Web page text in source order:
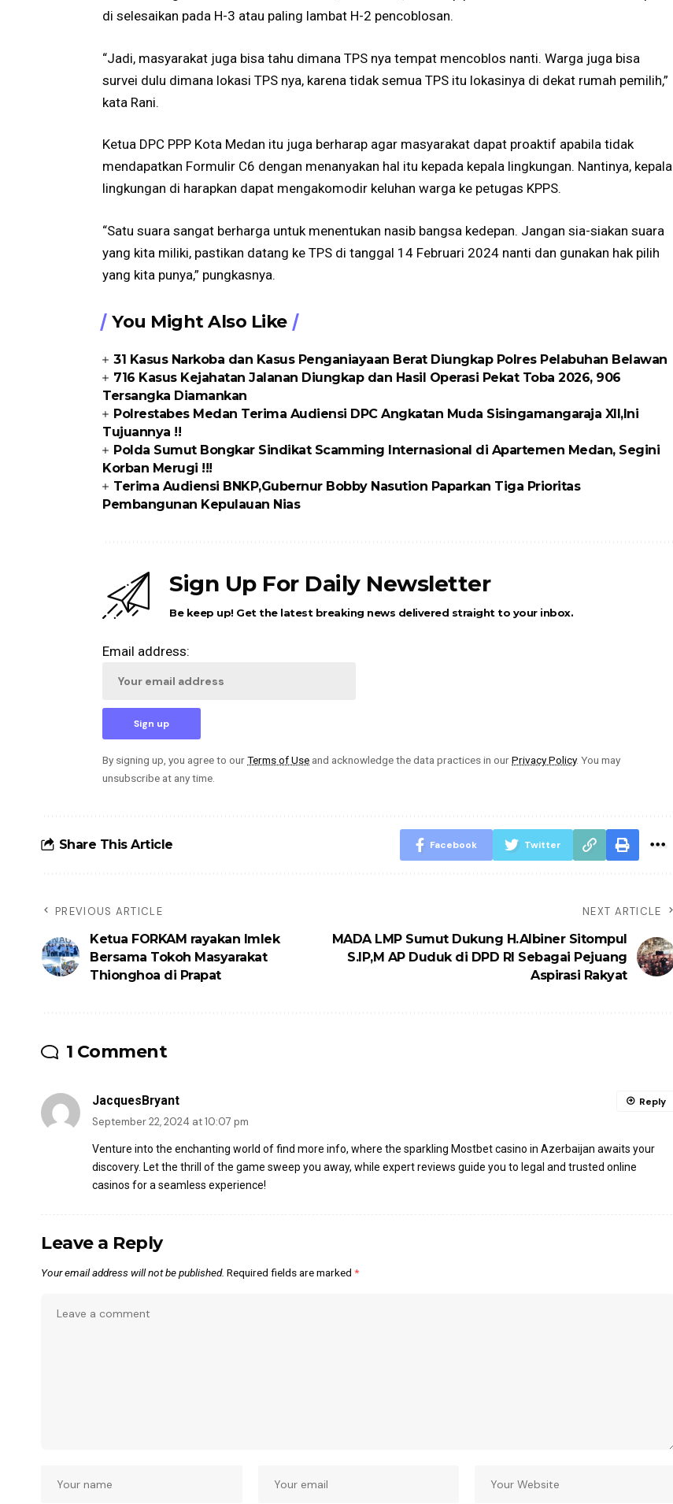
di selesaikan pada H-3 atau paling lambat H-2 pencoblosan.
“Jadi, masyarakat juga bisa tahu dimana TPS nya tempat mencoblos nanti. Warga juga bisa
survei dulu dimana lokasi TPS nya, karena tidak semua TPS itu lokasinya di dekat rumah pemilih,”
kata Rani.
Ketua DPC PPP Kota Medan itu juga berharap agar masyarakat dapat proaktif apabila tidak
mendapatkan Formulir C6 dengan menanyakan hal itu kepada kepala lingkungan. Nantinya, kepala
lingkungan di harapkan dapat mengakomodir keluhan warga ke petugas KPPS.
“Satu suara sangat berharga untuk menentukan nasib bangsa kedepan. Jangan sia-siakan suara
yang kita miliki, pastikan datang ke TPS di tanggal 14 Februari 2024 nanti dan gunakan hak pilih
yang kita punya,” pungkasnya.
You Might Also Like
31 Kasus Narkoba dan Kasus Penganiayaan Berat Diungkap Polres Pelabuhan Belawan
716 Kasus Kejahatan Jalanan Diungkap dan Hasil Operasi Pekat Toba 2026, 906
Tersangka Diamankan
Polrestabes Medan Terima Audiensi DPC Angkatan Muda Sisingamangaraja XII,Ini
Tujuannya !!
Polda Sumut Bongkar Sindikat Scamming Internasional di Apartemen Medan, Segini
Korban Merugi !!!
Terima Audiensi BNKP,Gubernur Bobby Nasution Paparkan Tiga Prioritas
Pembangunan Kepulauan Nias
Sign Up For Daily Newsletter
Be keep up! Get the latest breaking news delivered straight to your inbox.
Email address:
By signing up, you agree to ourTerms of Use and acknowledge the data practices in ourPrivacy Policy. You may
unsubscribe at any time.
Share This Article Facebook Twitter
PREVIOUS ARTICLE
Ketua FORKAM rayakan Imlek
Bersama Tokoh Masyarakat
Thionghoa di Prapat
NEXT ARTICLE
MADA LMP Sumut Dukung H.Albiner Sitompul
S.IP,M AP Duduk di DPD RI Sebagai Pejuang
Aspirasi Rakyat
1 Comment
JacquesBryant
September 22, 2024 at 10:07 pm
Venture into the enchanting world offind more info, where the sparkling Mostbet casino in Azerbaijan awaits your
discovery. Let the thrill of the game sweep you away, while expert reviews guide you to legal and trusted online
casinos for a seamless experience!
Reply
Leave a Reply
Your email address will not be published. Required fields are marked *